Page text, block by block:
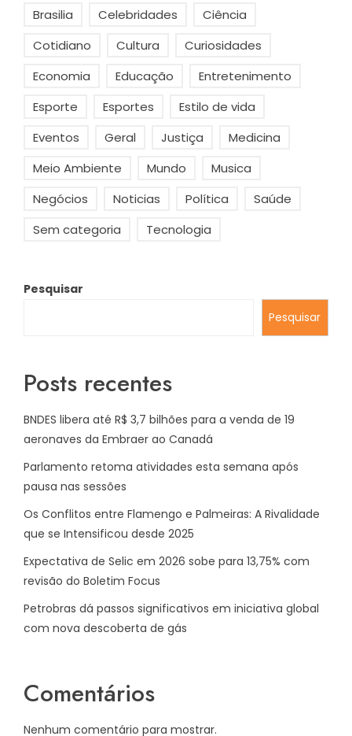
Brasilia
Celebridades
Ciência
Cotidiano
Cultura
Curiosidades
Economia
Educação
Entretenimento
Esporte
Esportes
Estilo de vida
Eventos
Geral Justiça
Medicina
Meio Ambiente
Mundo
Musica
Negócios
Noticias Política
Saúde
Sem categoria
Tecnologia
Pesquisar
Pesquisar
Posts recentes
BNDES libera até R$ 3,7 bilhões para a venda de 19
aeronaves da Embraer ao Canadá
Parlamento retoma atividades esta semana após
pausa nas sessões
Os Conflitos entre Flamengo e Palmeiras: A Rivalidade
que se Intensificou desde 2025
Expectativa de Selic em 2026 sobe para 13,75% com
revisão do Boletim Focus
Petrobras dá passos significativos em iniciativa global
com nova descoberta de gás
Comentários
Nenhum comentário para mostrar.